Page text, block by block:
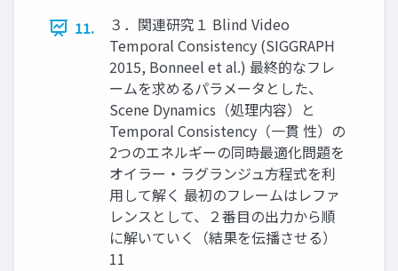
11.
３．関連研究１ Blind Video
Temporal Consistency (SIGGRAPH
2015, Bonneel et al.) 最終的なフレ
ームを求めるパラメータとした、
Scene Dynamics（処理内容）と
Temporal Consistency（一貫 性）の
2つのエネルギーの同時最適化問題を
オイラー・ラグランジュ方程式を利
用して解く 最初のフレームはレファ
レンスとして、２番目の出力から順
に解いていく（結果を伝播させる）
11